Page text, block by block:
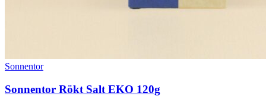
Sonnentor
Sonnentor Rökt Salt EKO 120g